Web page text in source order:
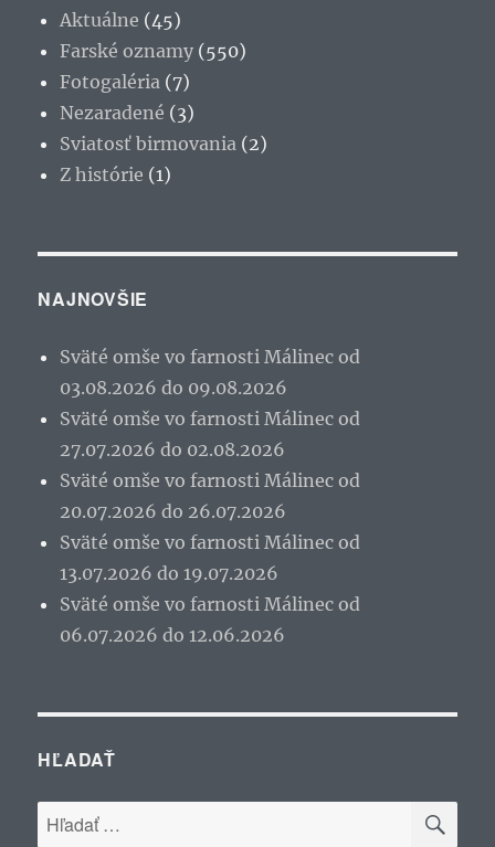
Aktuálne (45)
Farské oznamy (550)
Fotogaléria (7)
Nezaradené (3)
Sviatosť birmovania (2)
Z histórie (1)
NAJNOVŠIE
Sväté omše vo farnosti Málinec od
03.08.2026 do 09.08.2026
Sväté omše vo farnosti Málinec od
27.07.2026 do 02.08.2026
Sväté omše vo farnosti Málinec od
20.07.2026 do 26.07.2026
Sväté omše vo farnosti Málinec od
13.07.2026 do 19.07.2026
Sväté omše vo farnosti Málinec od
06.07.2026 do 12.06.2026
HĽADAŤ
Hľadať: